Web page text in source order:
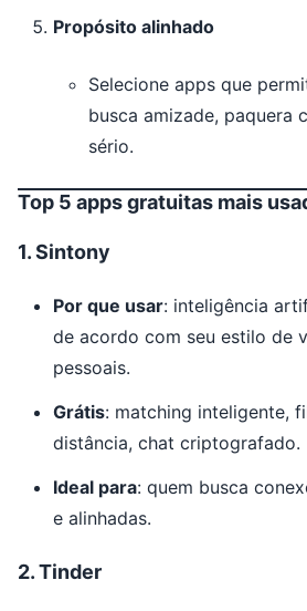
Propósito alinhado
Selecione apps que
busca amizade, paquera
sério.
Top 5 apps gratuitas mais
1.Sintony
Por que usar: inteligência
de acordo com seu estilo de
pessoais.
Grátis: matching inteligente,
distância, chat criptografado.
Ideal para: quem busca
e alinhadas.
2.Tinder